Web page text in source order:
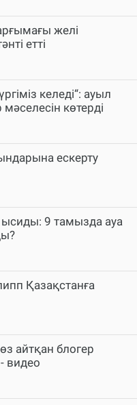
желі
етті
келеді“: ауыл
көтерді
ескерту
ысиды: 9 тамызда ауа
Қазақстанға
айтқан блогер
видео